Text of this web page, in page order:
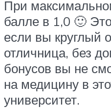
При
балле в 1,0 🙂
если вы круглый
отличница, без
бонусов вы не
на медицину в
университет.